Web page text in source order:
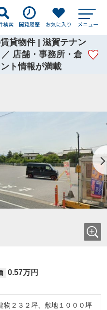
貸物件 | 滋賀テナン
店舗・事務所・倉
ト情報が満載
0.57万円
物２３２坪、敷地１０００坪